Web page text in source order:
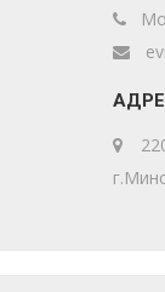
г.